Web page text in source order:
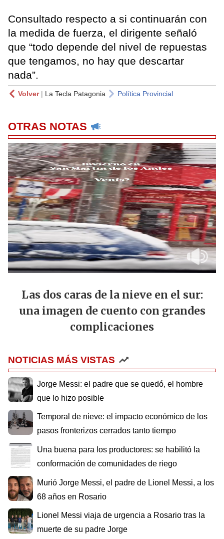
Consultado respecto a si continuarán con
la medida de fuerza, el dirigente señaló
que “todo depende del nivel de repuestas
que tengamos, no hay que descartar
nada”.
Volver| La Tecla Patagonia Política Provincial
OTRAS NOTAS
Las dos caras de la nieve en el sur:
una imagen de cuento con grandes
complicaciones
NOTICIAS MÁS VISTAS
Jorge Messi: el padre que se quedó, el hombre
que lo hizo posible
Temporal de nieve: el impacto económico de los
pasos fronterizos cerrados tanto tiempo
Una buena para los productores: se habilitó la
conformación de comunidades de riego
Murió Jorge Messi, el padre de Lionel Messi, a los
68 años en Rosario
Lionel Messi viaja de urgencia a Rosario tras la
muerte de su padre Jorge